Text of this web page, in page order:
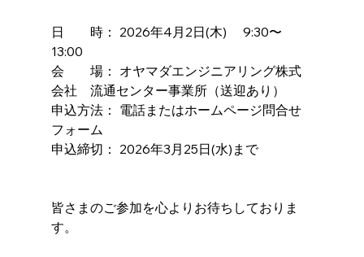
日　　時： 2026年4月2日(木) 　9:30〜
13:00
会　　場： オヤマダエンジニアリング株式
会社　流通センター事業所（送迎あり）
申込方法： 電話またはホームページ問合せ
フォーム
申込締切： 2026年3月25日(水)まで
皆さまのご参加を心よりお待ちしておりま
す。